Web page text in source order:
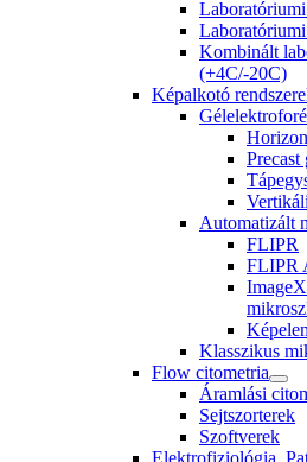
Kombinált
(+4C/-20C)
Képalkotó
Precast
Automatizált
FLIPR
FLIPR
Klasszikus
Flow citometria
Áramlási
Sejtszorterek
Szoftverek
Elektrofiziológia,